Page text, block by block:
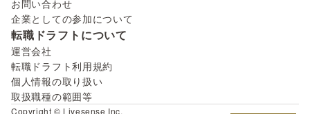
お問い合わせ
企業としての参加について
転職ドラフトについて
運営会社
転職ドラフト利用規約
個人情報の取り扱い
取扱職種の範囲等
Copyright © Livesense Inc.